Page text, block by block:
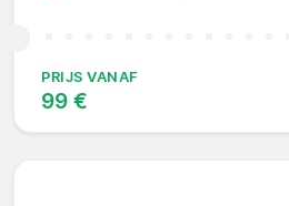
PRIJS VANAF
99 €